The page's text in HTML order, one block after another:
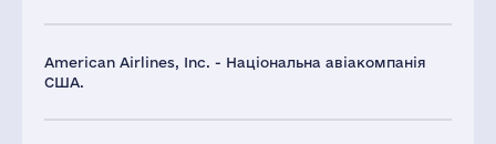
American Airlines, Inc. - Національна авіакомпанія
США.